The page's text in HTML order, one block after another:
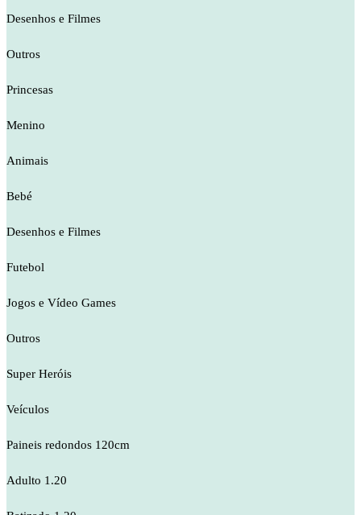
Desenhos e Filmes
Outros
Princesas
Menino
Animais
Bebé
Desenhos e Filmes
Futebol
Jogos e Vídeo Games
Outros
Super Heróis
Veículos
Paineis redondos 120cm
Adulto 1.20